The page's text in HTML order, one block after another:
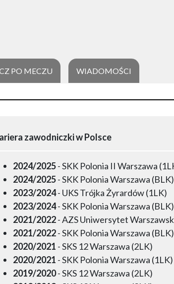
PO MECZU WIADOMOŚCI
zawodniczki w Polsce
2024/2025- SKK Polonia II Warszawa
2024/2025- SKK Polonia Warszawa (BLK)
2023/2024- UKS Trójka Żyrardów (1LK)
2023/2024- SKK Polonia Warszawa (BLK)
2021/2022- AZS Uniwersytet
2021/2022- SKK Polonia Warszawa (BLK)
2020/2021 - SKS 12 Warszawa (2LK)
2020/2021 - SKK Polonia Warszawa (1LK)
2019/2020- SKS 12 Warszawa (2LK)